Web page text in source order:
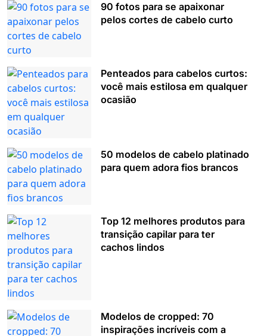
90 fotos para se apaixonar
pelos cortes de cabelo curto
Penteados para cabelos curtos:
você mais estilosa em qualquer
ocasião
50 modelos de cabelo platinado
para quem adora fios brancos
Top 12 melhores produtos para
transição capilar para ter
cachos lindos
Modelos de cropped: 70
inspirações incríveis com a